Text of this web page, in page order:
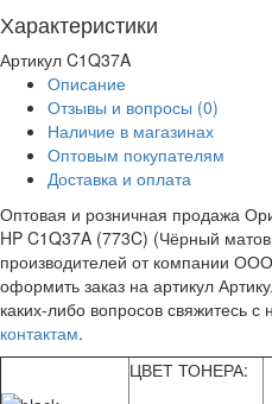
Характеристики
Артикул C1Q37A
Описание
Отзывы и вопросы (0)
Наличие в магазинах
Оптовым покупателям
Доставка и оплата
Оптовая и розничная продажа
HP C1Q37A (773C) (Чёрный
производителей от компании
оформить заказ на артикул
каких-либо вопросов свяжитесь
контактам.
ЦВЕТ ТОНЕРА: